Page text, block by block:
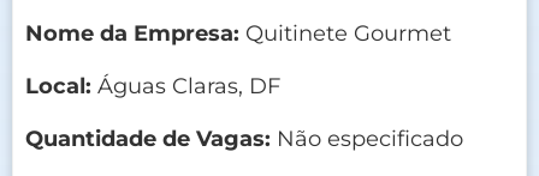
Nome da Empresa: Quitinete Gourmet
Local: Águas Claras, DF
Quantidade de Vagas: Não especificado